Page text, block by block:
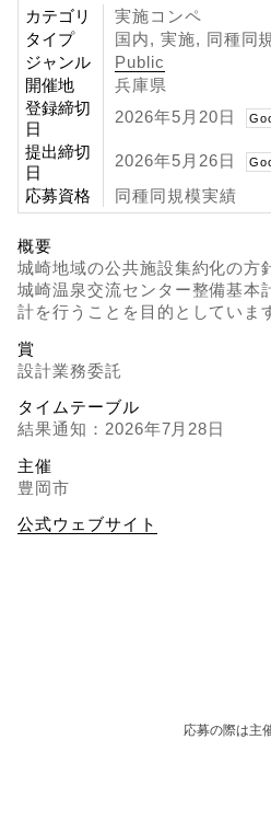
カテゴリ
実施コンペ
タイプ
国内, 実施, 同種同
ジャンル
Public
開催地
兵庫県
登録締切
日
2026年5月20日
提出締切
日
2026年5月26日
応募資格 同種同規模実績
概要
城崎地域の公共施設集約化の方
城崎温泉交流センター整備基本
計を行うことを目的としていま
賞
設計業務委託
タイムテーブル
結果通知：2026年7月28日
主催
豊岡市
公式ウェブサイト
応募の際は主